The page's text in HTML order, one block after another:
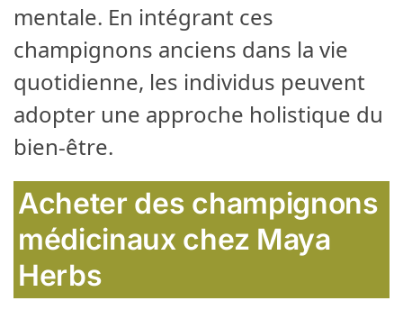
mentale. En intégrant ces
champignons anciens dans la vie
quotidienne, les individus peuvent
adopter une approche holistique du
bien-être.
Acheter des champignons
médicinaux chez Maya
Herbs